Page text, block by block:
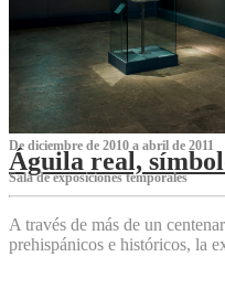
De diciembre de 2010 a abril de 2011
Águila real,
Sala de exposiciones temporales
A través de más de un
prehispánicos e históricos, la